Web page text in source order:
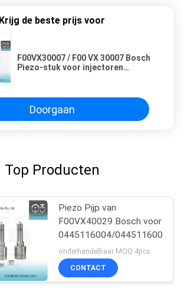
Krijg de beste prijs voor
F00VX30007 / F00 VX 30007 Bosch
Piezo-stuk voor injectoren
Doorgaan
Top Producten
Piezo Pijp van
F00VX40029 Bosch voor
0445116004/0445116005/
onderhandelbaar MOQ:4pcs
CONTACT